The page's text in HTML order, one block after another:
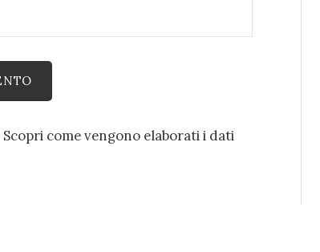
Scopri come vengono elaborati i dati